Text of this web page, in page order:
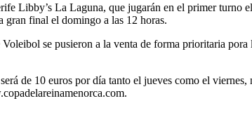
Libby’s La Laguna, que jugarán en el primer turno
gran final el domingo a las 12 horas.
se pusieron a la venta de forma prioritaria
de 10 euros por día tanto el jueves como el